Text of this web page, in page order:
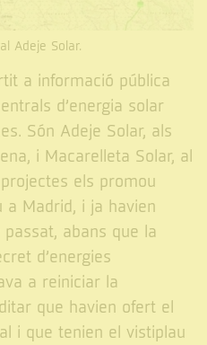
Adeje Solar.
a informació pública
d’energia solar
Són Adeje Solar, als
i Macarelleta Solar, al
els promou
a Madrid, i ja havien
abans que la
d’energies
a reiniciar la
que havien ofert el
i que tenien el vistiplau